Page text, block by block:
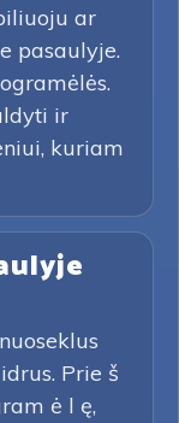
ar
pasaulyje.
ir
kuriam
Prie š
ė l ę,